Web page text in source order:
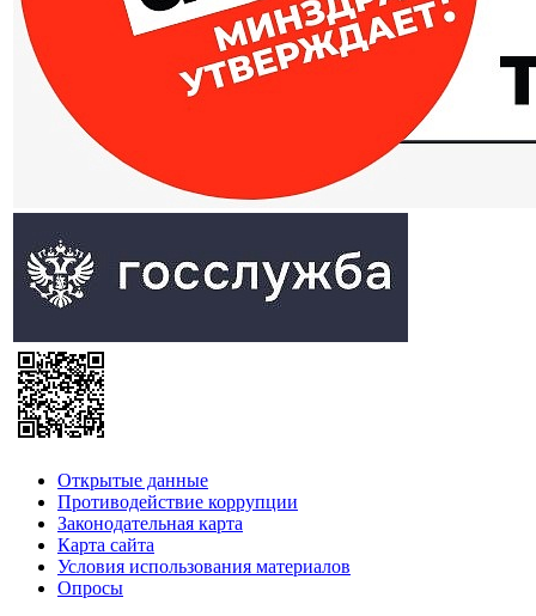
Открытые данные
Противодействие коррупции
Законодательная карта
Карта сайта
Условия использования материалов
Опросы